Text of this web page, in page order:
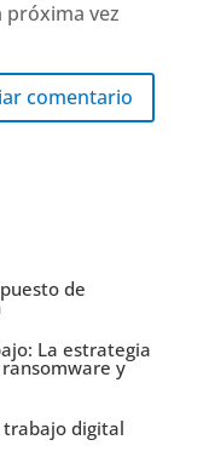
próxima vez
comentario
de
La estrategia
y
trabajo digital